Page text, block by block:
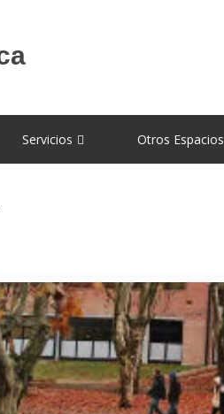
Servicios Otros Espacios